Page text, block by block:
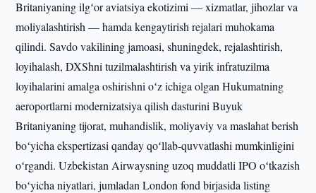
Britaniyaning ilgʻor aviatsiya ekotizimi — xizmatlar, jihozlar va
moliyalashtirish — hamda kengaytirish rejalari muhokama
qilindi. Savdo vakilining jamoasi, shuningdek, rejalashtirish,
loyihalash, DXShni tuzilmalashtirish va yirik infratuzilma
loyihalarini amalga oshirishni oʻz ichiga olgan Hukumatning
aeroportlarni modernizatsiya qilish dasturini Buyuk
Britaniyaning tijorat, muhandislik, moliyaviy va maslahat berish
boʻyicha ekspertizasi qanday qoʻllab‑quvvatlashi mumkinligini
oʻrgandi. Uzbekistan Airwaysning uzoq muddatli IPO oʻtkazish
boʻyicha niyatlari, jumladan London fond birjasida listing